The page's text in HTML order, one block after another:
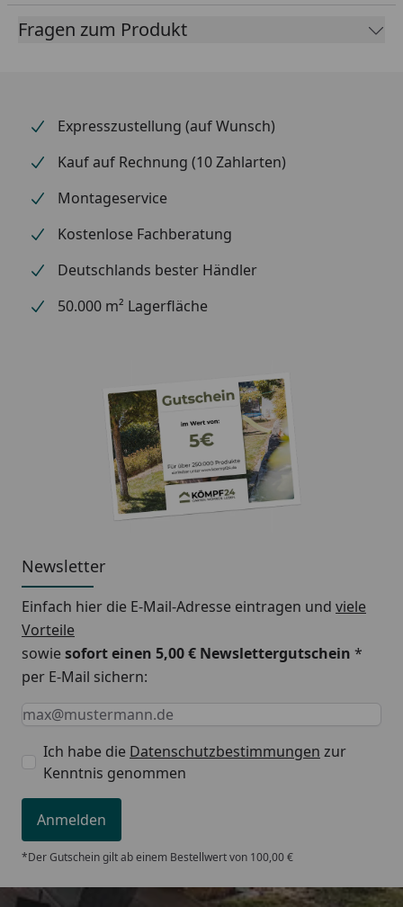
Fragen zum Produkt
Expresszustellung (auf Wunsch)
Kauf auf Rechnung (10 Zahlarten)
Montageservice
Kostenlose Fachberatung
Deutschlands bester Händler
50.000 m² Lagerfläche
Newsletter
Einfach hier die E-Mail-Adresse eintragen und viele
Vorteile
sowiesofort einen 5,00 € Newslettergutschein *
per E-Mail sichern:
Keine Eingabe erforderlich
Eingabe erforderlich
E-Mail *
Ich habe die Datenschutzbestimmungen zur
Kenntnis genommen
Anmelden
*Der Gutschein gilt ab einem Bestellwert von 100,00 €